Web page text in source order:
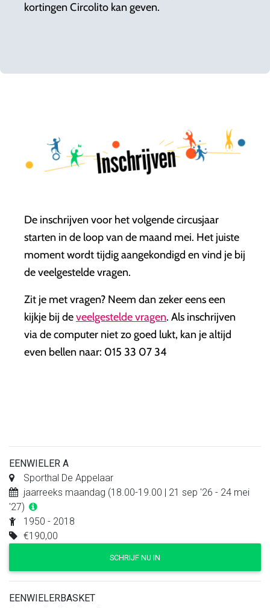
kortingen Circolito kan geven.
Inschrijven
De inschrijven voor het volgende circusjaar
starten in de loop van de maand mei. Het juiste
moment wordt tijdig aangekondigd en vind je bij
de veelgestelde vragen.
Zit je met vragen? Neem dan zeker eens een
kijkje bij deveelgestelde vragen. Als inschrijven
via de computer niet zo goed lukt, kan je altijd
even bellen naar: 015 33 07 34